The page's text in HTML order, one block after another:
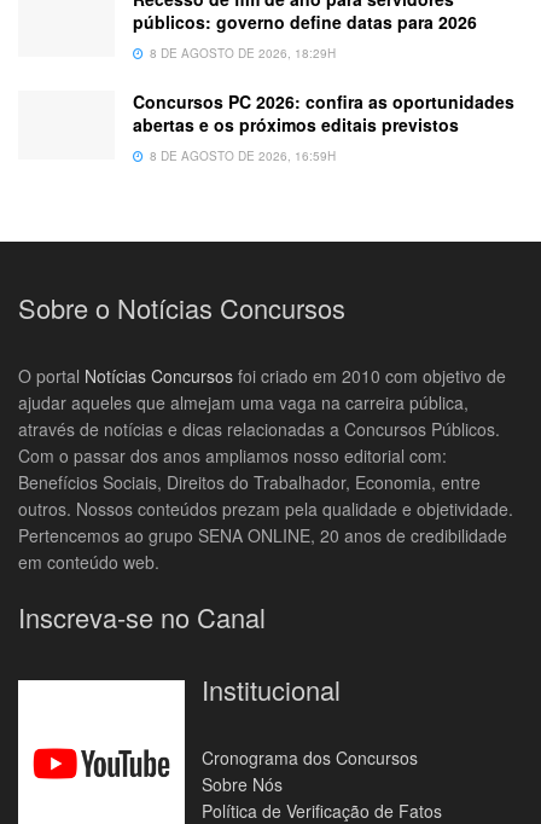
públicos: governo define datas para 2026
8 DE AGOSTO DE 2026, 18:29H
Concursos PC 2026: confira as oportunidades
abertas e os próximos editais previstos
8 DE AGOSTO DE 2026, 16:59H
Sobre o Notícias Concursos
O portal Notícias Concursos foi criado em 2010 com objetivo de
ajudar aqueles que almejam uma vaga na carreira pública,
através de notícias e dicas relacionadas a Concursos Públicos.
Com o passar dos anos ampliamos nosso editorial com:
Benefícios Sociais, Direitos do Trabalhador, Economia, entre
outros. Nossos conteúdos prezam pela qualidade e objetividade.
Pertencemos ao grupo SENA ONLINE, 20 anos de credibilidade
em conteúdo web.
Inscreva-se no Canal
Institucional
Cronograma dos Concursos
Sobre Nós
Política de Verificação de Fatos